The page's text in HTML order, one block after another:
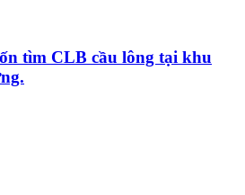
tìm CLB cầu lông tại khu